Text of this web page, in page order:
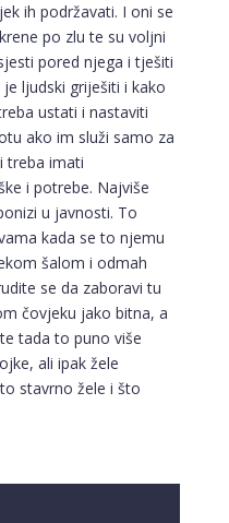
ih podržavati. I oni se
po zlu te su voljni
pored njega i tješiti
ljudski griješiti i kako
ustati i nastaviti
ako im služi samo za
treba imati
i potrebe. Najviše
u javnosti. To
kada se to njemu
šalom i odmah
se da zaboravi tu
čovjeku jako bitna, a
tada to puno više
ali ipak žele
stavrno žele i što